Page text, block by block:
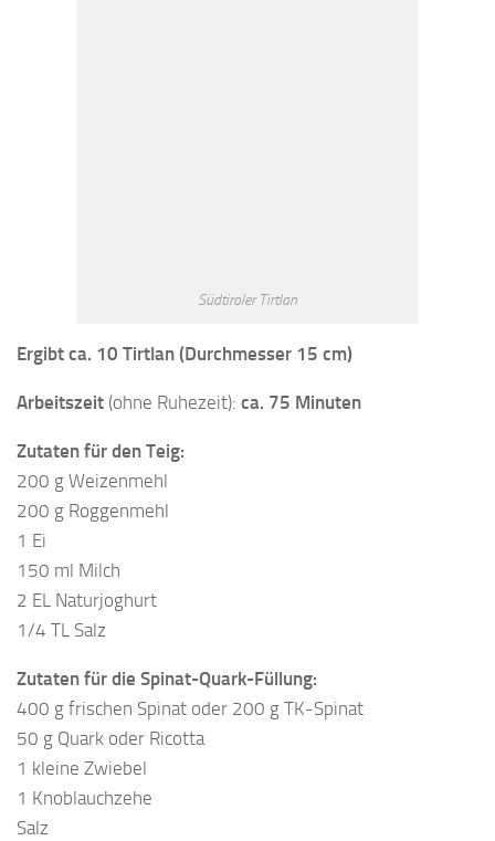
Südtiroler Tirtlan
Ergibt ca. 10 Tirtlan (Durchmesser 15 cm)
Arbeitszeit (ohne Ruhezeit): ca. 75 Minuten
Zutaten für den Teig:
200 g Weizenmehl
200 g Roggenmehl
1 Ei
150 ml Milch
2 EL Naturjoghurt
1/4 TL Salz
Zutaten für die Spinat-Quark-Füllung:
400 g frischen Spinat oder 200 g TK-Spinat
50 g Quark oder Ricotta
1 kleine Zwiebel
1 Knoblauchzehe
Salz